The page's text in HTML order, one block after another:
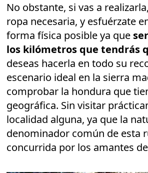
No obstante, si vas a
ropa necesaria, y esfuérzate
forma física posible ya que
los kilómetros que tendrás
deseas hacerla en todo su
escenario ideal en la sierra
comprobar la hondura que
geográfica. Sin visitar
localidad alguna, ya que la
denominador común de esta
concurrida por los amantes